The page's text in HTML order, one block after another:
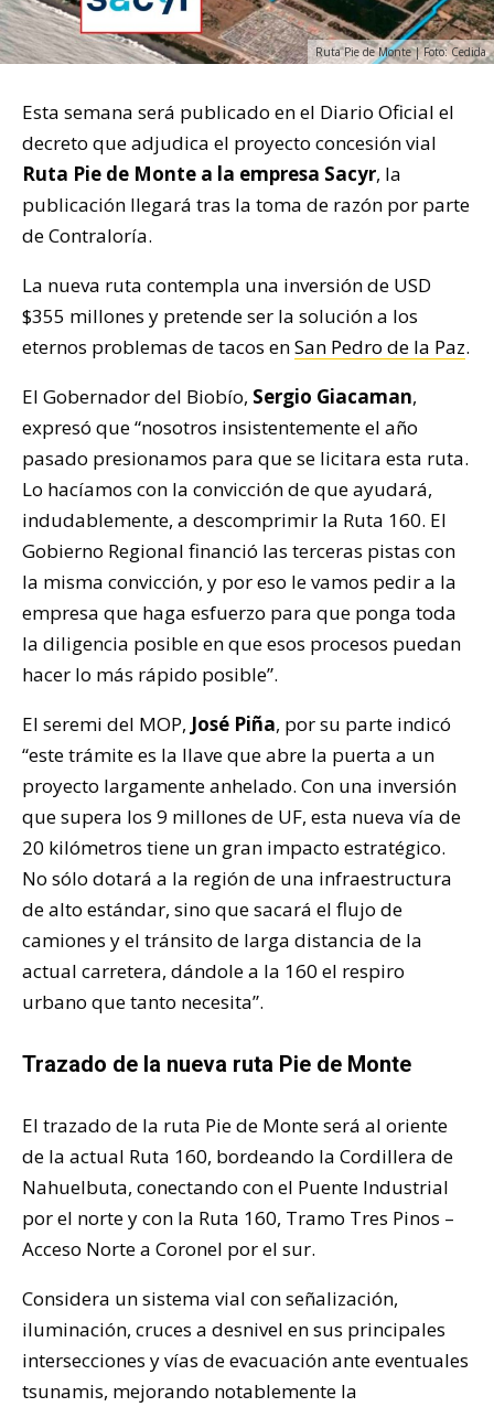
Ruta Pie de Monte | Foto: Cedida
Esta semana será publicado en el Diario Oficial el
decreto que adjudica el proyecto concesión vial
Ruta Pie de Monte a la empresa Sacyr, la
publicación llegará tras la toma de razón por parte
de Contraloría.
La nueva ruta contempla una inversión de USD
$355 millones y pretende ser la solución a los
eternos problemas de tacos enSan Pedro de la Paz.
El Gobernador del Biobío, Sergio Giacaman,
expresó que “nosotros insistentemente el año
pasado presionamos para que se licitara esta ruta.
Lo hacíamos con la convicción de que ayudará,
indudablemente, a descomprimir la Ruta 160. El
Gobierno Regional financió las terceras pistas con
la misma convicción, y por eso le vamos pedir a la
empresa que haga esfuerzo para que ponga toda
la diligencia posible en que esos procesos puedan
hacer lo más rápido posible”.
El seremi del MOP, José Piña, por su parte indicó
“este trámite es la llave que abre la puerta a un
proyecto largamente anhelado. Con una inversión
que supera los 9 millones de UF, esta nueva vía de
20 kilómetros tiene un gran impacto estratégico.
No sólo dotará a la región de una infraestructura
de alto estándar, sino que sacará el flujo de
camiones y el tránsito de larga distancia de la
actual carretera, dándole a la 160 el respiro
urbano que tanto necesita”.
Trazado de la nueva ruta Pie de Monte
El trazado de la ruta Pie de Monte será al oriente
de la actual Ruta 160, bordeando la Cordillera de
Nahuelbuta, conectando con el Puente Industrial
por el norte y con la Ruta 160, Tramo Tres Pinos –
Acceso Norte a Coronel por el sur.
Considera un sistema vial con señalización,
iluminación, cruces a desnivel en sus principales
intersecciones y vías de evacuación ante eventuales
tsunamis, mejorando notablemente la